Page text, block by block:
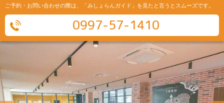
ご予約・お問い合わせの際は、「みしょらんガイド」を見たと言うとスムーズです。
0997-57-1410